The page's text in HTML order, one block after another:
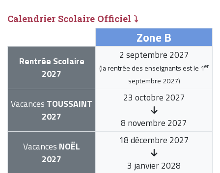
Calendrier Scolaire Officiel ⤵
Zone B
Rentrée Scolaire
2027
2 septembre 2027
(la rentrée des enseignants est le 1er
septembre 2027)
Vacances TOUSSAINT
2027
23 octobre 2027
8 novembre 2027
Vacances NOËL
2027
18 décembre 2027
3 janvier 2028